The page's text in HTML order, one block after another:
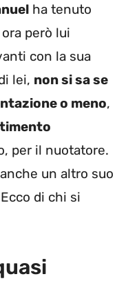
ha tenuto
però lui
con la sua
lei, non si sa se
o meno,
per il nuotatore.
un altro suo
di chi si